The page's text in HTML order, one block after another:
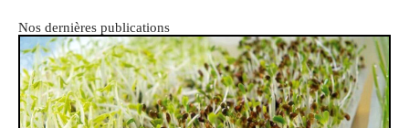
Nos dernières publications